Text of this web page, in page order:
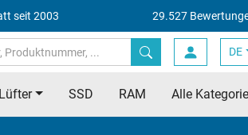
seit 2003 29.527
DE
Lüfter SSD RAM Alle